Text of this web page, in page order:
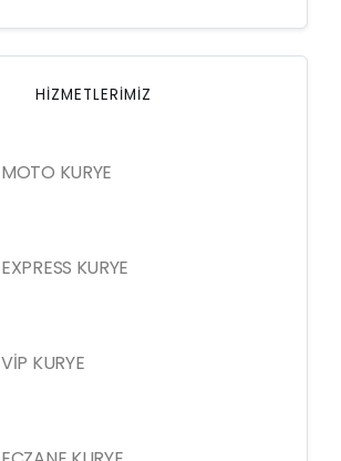
HIZMETLERIMIZ
MOTO KURYE
EXPRESS KURYE
VİP KURYE